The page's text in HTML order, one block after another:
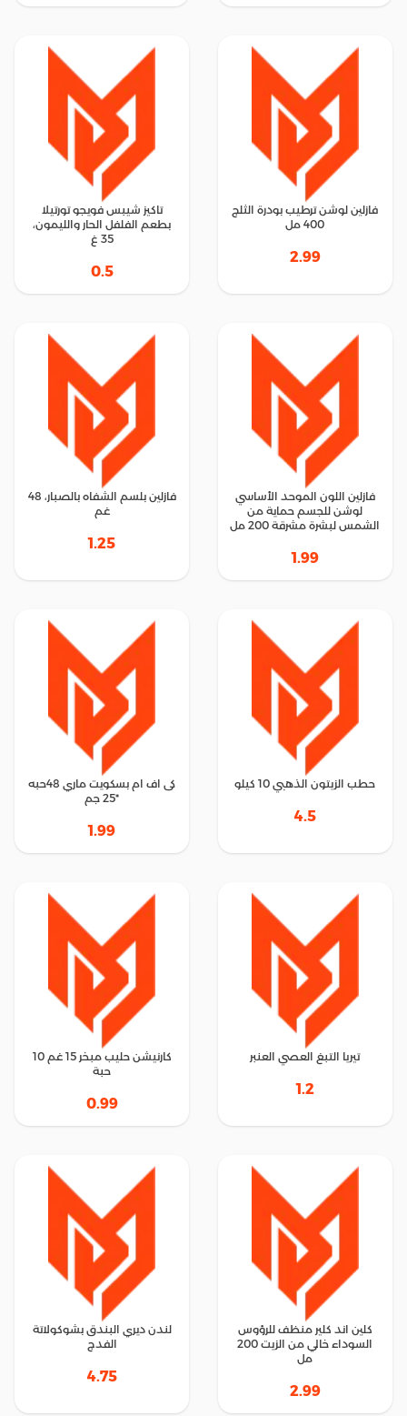
فازلين لوشن ترطيب بودرة الثلج
400 مل
2.99
تاكيز شيبس فويجو تورتيلا
بطعم الفلفل الحار والليمون،
35 غ
0.5
فازلين اللون الموحد الأساسي
لوشن للجسم حماية من
الشمس لبشرة مشرقة 200 مل
1.99
فازلين بلسم الشفاه بالصبار، 48
غم
1.25
حطب الزيتون الذهبي 10 كيلو
4.5
كى اف ام بسكويت ماري 48حبه
*25 جم
1.99
تيريا التبغ العصي العنبر
1.2
كارنيشن حليب مبخر 15 غم 10
حبة
0.99
كلين اند كلير منظف للرؤوس
السوداء خالي من الزيت 200
مل
2.99
لندن ديري البندق بشوكولاتة
الفدج
4.75